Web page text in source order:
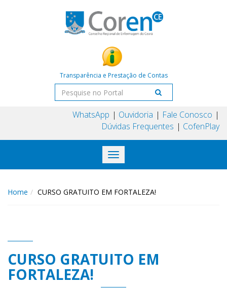
Transparência e Prestação de Contas
WhatsApp Ouvidoria
Fale Conosco
Dúvidas Frequentes
CofenPlay
Toggle
navigation
Home CURSO GRATUITO EM FORTALEZA!
CURSO GRATUITO EM
FORTALEZA!